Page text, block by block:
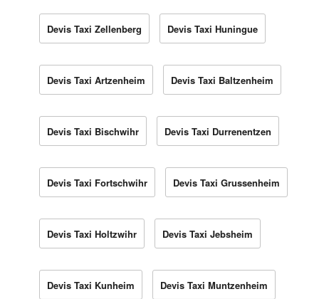
Devis Taxi Zellenberg Devis Taxi Huningue
Devis Taxi Artzenheim Devis Taxi Baltzenheim
Devis Taxi Bischwihr Devis Taxi Durrenentzen
Devis Taxi Fortschwihr Devis Taxi Grussenheim
Devis Taxi Holtzwihr Devis Taxi Jebsheim
Devis Taxi Kunheim Devis Taxi Muntzenheim